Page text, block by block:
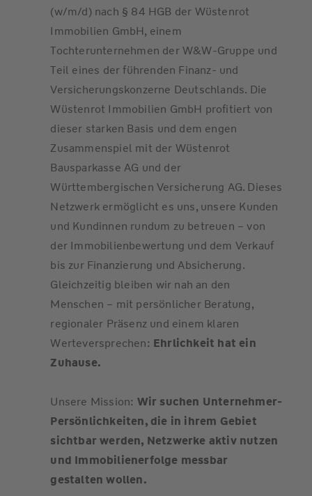
(w/m/d) nach § 84 HGB der Wüstenrot
Immobilien GmbH, einem
Tochterunternehmen der W&W-Gruppe und
Teil eines der führenden Finanz- und
Versicherungskonzerne Deutschlands. Die
Wüstenrot Immobilien GmbH profitiert von
dieser starken Basis und dem engen
Zusammenspiel mit der Wüstenrot
Bausparkasse AG und der
Württembergischen Versicherung AG. Dieses
Netzwerk ermöglicht es uns, unsere Kunden
und Kundinnen rundum zu betreuen – von
der Immobilienbewertung und dem Verkauf
bis zur Finanzierung und Absicherung.
Gleichzeitig bleiben wir nah an den
Menschen – mit persönlicher Beratung,
regionaler Präsenz und einem klaren
Werteversprechen: Ehrlichkeit hat ein
Zuhause.
Unsere Mission: Wir suchen Unternehmer-
Persönlichkeiten, die in ihrem Gebiet
sichtbar werden, Netzwerke aktiv nutzen
und Immobilienerfolge messbar
gestalten wollen.